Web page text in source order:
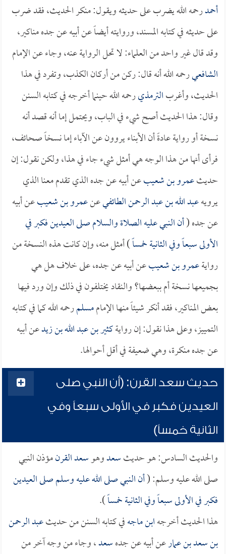
أحمدرحمه الله يضرب على حديثه ويقول: منكر الحديث، فقد ضرب
على حديثه في كتابه المسند، وروايته أيضاً عن أبيه عن جده مناكير،
وقد قال غير واحد من العلماء: لا تحل الرواية عنه، وجاء عن الإمام
الشافعيرحمه الله أنه قال: ركن من أركان الكذب، وتفرد في هذا
الحديث، وأغربالترمذيرحمه الله حينما أخرجه في كتابه السنن
وقال: هذا الحديث أصح شيء في الباب، ويحتمل إما أنه قصد أنه
نسخة أو رواية عادةً أن الأبناء يروون عن الآباء إما نسخاً صحائف،
فرأى أنها من هذا الوجه هي أمثل شيء جاء في هذا، ولكن نقول: إن
حديثعمرو بن شعيبعن أبيه عن جده الذي تقدم معنا الذي
يرويهعبد الله بن عبد الرحمن الطائفيعنعمرو بن شعيبعن أبيه
عن جده (أن النبي عليه الصلاة والسلام صلى العيدين فكبر في
الأولى سبعاً وفي الثانية خمساً) أمثل منه، وإن كانت هذه النسخة من
روايةعمرو بن شعيبعن أبيه عن جده، على خلاف هل هي
بجميعها نسخة أم ببعضها؟ والنقاد يختلفون في ذلك وإن ورد فيها
بعض المناكير، فقد أنكر شيئاً منها الإماممسلمرحمه الله كما في كتابه
التمييز، وعلى هذا نقول: إن روايةكثير بن عبد الله بن زيدعن أبيه
عن جده منكرة، وهي ضعيفة في أقل أحوالها.
حديث سعد القرن: (أن النبي صلى
العيدين فكبر في الأولى سبعاً وفي
الثانية خمساً)
والحديث السادس: هو حديثسعدوهوسعد القرنمؤذن النبي
صلى الله عليه وسلم: (أن النبي صلى الله عليه وسلم صلى العيدين
فكبر في الأولى سبعاً وفي الثانية خمساً).
هذا الحديث أخرجهابن ماجهفي كتابه السنن من حديثعبد الرحمن
بن سعد بن عمارعن أبيه عن جدهسعد، وجاء من وجه آخر من